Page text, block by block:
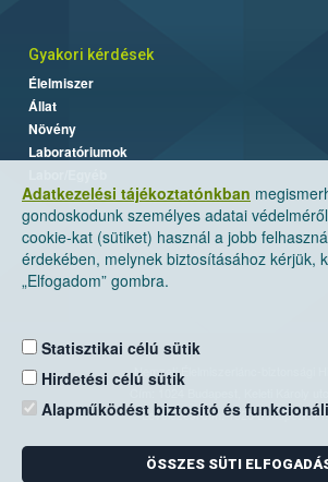
Adatkezelési tájékoztatónkban
gondoskodunk személyes adatai
cookie-kat (sütiket) használ a jobb
érdekében, melynek biztosításához kérjük,
„Elfogadom” gombra.
Statisztikai célú sütik
Hirdetési célú sütik
Alapműködést biztosító és
ÖSSZES SÜTI
Gyakori kérdések
Élelmiszer
Állat
Növény
Laboratóriumok
Nemzeti Élelmiszerlánc-biztonsági
Levelezési cím: 1525 Budapest.
E-mail: